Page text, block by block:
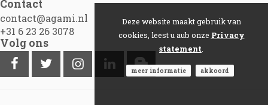
Contact
contact@agami.nl
+31 6 23 26 3078
Volg ons
Deze website maakt gebruik van
cookies, leest u aub onze Privacy
statement
meer informatie akkoord